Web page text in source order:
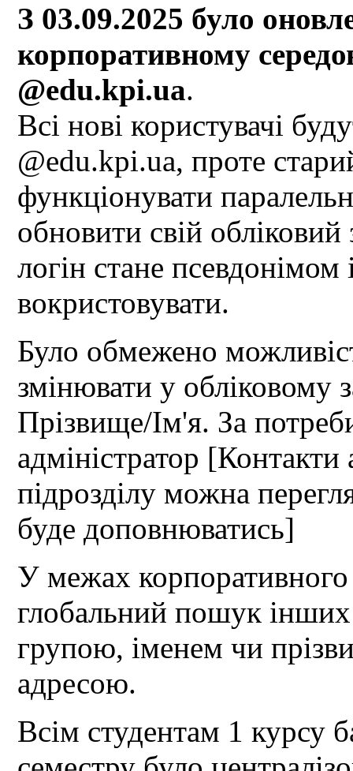
З 03.09.2025 було
корпоративному
@edu.kpi.ua.
Всі нові користувачі
@edu.kpi.ua, проте
функціонувати
обновити свій
логін стане
вокристовувати.
Було обмежено
змінювати у обліковому
Прізвище/Ім'я. За
адміністратор [Контакти
підрозділу можна
буде доповнюватись]
У межах
глобальний пошук
групою, іменем чи
адресою.
Всім студентам 1 курсу